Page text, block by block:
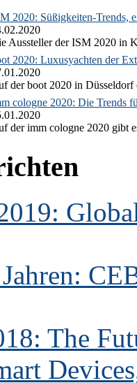
2020: Süßigkeiten-Trends,
Aussteller der ISM 2020 in
2020: Luxusyachten der
der boot 2020 in Düsseldorf
cologne 2020: Die Trends
der imm cologne 2020 gibt
The